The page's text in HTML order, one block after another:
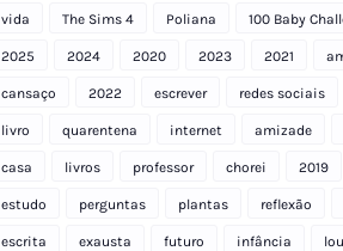
vida The Sims 4 Poliana 100 Baby
2025 2024 2020 2023 2021
cansaço 2022 escrever redes sociais
livro quarentena internet amizade
casa livros professor chorei 2019
estudo perguntas plantas reflexão
escrita exausta futuro infância